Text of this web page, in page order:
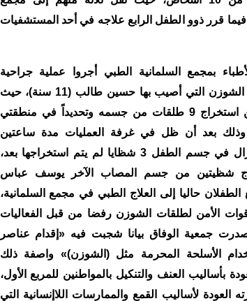
فيما قرر ذوو الطفل الرابع علاجه في أحد المستشفيات
بمجمع السلمانية الطبي أجروا عملية جراحية
لاستخراج شظايا الشوزن التي أصيب بها حسين طالب (11 سنة)، حيث
تمكن الأطباء من استخراج 9 طلقات من جسمه وتحديداً في منطقتي
وذلك بعد أن ظل في غرفة العمليات مدة ساعتين
ونصف، فيما لاتزال في جسم الطفل 3 شظايا لم يتم استخراجها بعد،
شظيتين من جسم المصاب الآخر يوسف عباس
الطفلان حاليا إلى العلاج الطبي في مجمع السلمانية،
الأمن لطلقات الشوزن رفضا من قبل الفعاليات
جمعية الوفاق بيانا شجبت فيه «إقدام عناصر
الأسلحة المحرمة مثل (الشوزن)» واصفة ذلك
بأساليب العنف والتنكيل بالمواطنين للمربع الأول،
العودة لأساليب القمع والممارسات اللاإنسانية التي